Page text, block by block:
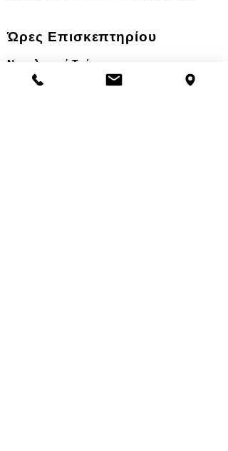
Ώρες Επισκεπτηρίου
Νοσηλευτικά Τμήματα
Χειμερινό ωράριο: 11.00-13.00
17.30-19.30